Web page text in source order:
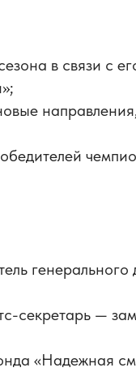
в связи с
секретарь —
«Надежная